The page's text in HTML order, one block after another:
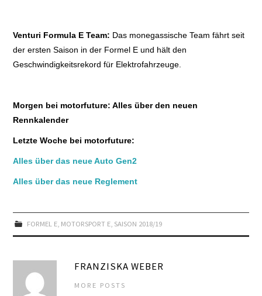
Venturi Formula E Team: Das monegassische Team fährt seit
der ersten Saison in der Formel E und hält den
Geschwindigkeitsrekord für Elektrofahrzeuge.
Morgen bei motorfuture: Alles über den neuen
Rennkalender
Letzte Woche bei motorfuture:
Alles über das neue Auto Gen2
Alles über das neue Reglement
FORMEL E, MOTORSPORT E, SAISON 2018/19
FRANZISKA WEBER
MORE POSTS